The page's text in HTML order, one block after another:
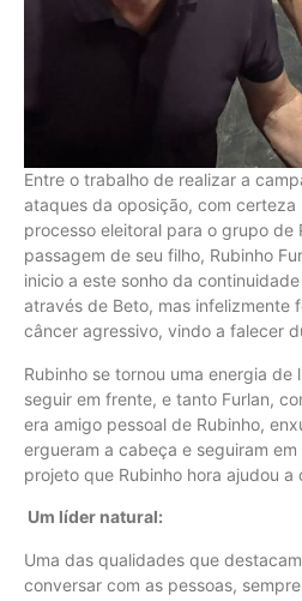
Entre o trabalho de realizar a
ataques da oposição, com
processo eleitoral para o grupo de
passagem de seu filho, Rubinho
inicio a este sonho da
através de Beto, mas infelizmente
câncer agressivo, vindo a falecer
Rubinho se tornou uma energia de
seguir em frente, e tanto Furlan,
era amigo pessoal de Rubinho,
ergueram a cabeça e seguiram
projeto que Rubinho hora ajudou a
Um líder natural:
Uma das qualidades que
conversar com as pessoas,